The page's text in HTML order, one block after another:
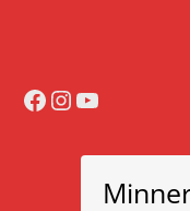
Facebook
Instagram
YouTube